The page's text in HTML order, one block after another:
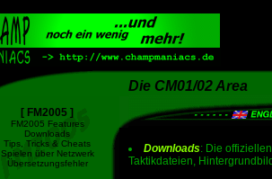
[ FM2005 ]
FM2005 Features
Downloads
Tips, Tricks & Cheats
Spielen über Netzwerk
Übersetzungsfehler
Die CM01/02 Area
Downloads: Die
Taktikdateien,